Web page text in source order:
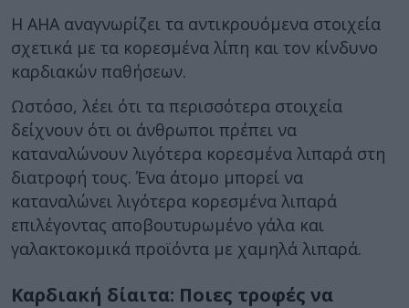
Η AHA αναγνωρίζει τα αντικρουόμενα στοιχεία
σχετικά με τα κορεσμένα λίπη και τον κίνδυνο
καρδιακών παθήσεων.
Ωστόσο, λέει ότι τα περισσότερα στοιχεία
δείχνουν ότι οι άνθρωποι πρέπει να
καταναλώνουν λιγότερα κορεσμένα λιπαρά στη
διατροφή τους. Ένα άτομο μπορεί να
καταναλώνει λιγότερα κορεσμένα λιπαρά
επιλέγοντας αποβουτυρωμένο γάλα και
γαλακτοκομικά προϊόντα με χαμηλά λιπαρά.
Καρδιακή δίαιτα: Ποιες τροφές να